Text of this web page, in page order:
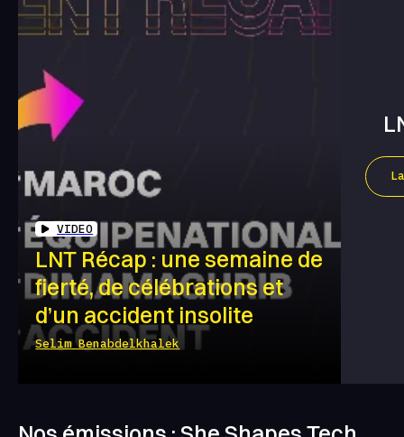
VIDEO
LNT Récap : une semaine de
fierté, de célébrations et
d’un accident insolite
Selim Benabdelkhalek